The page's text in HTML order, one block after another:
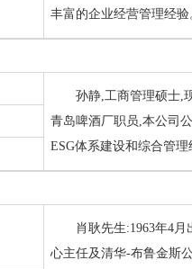
丰富的企业经营管理经验
孙静,工商管理硕士,
青岛啤酒厂职员,本公司
ESG体系建设和综合管
肖耿先生:1963年4
心主任及清华-布鲁金斯